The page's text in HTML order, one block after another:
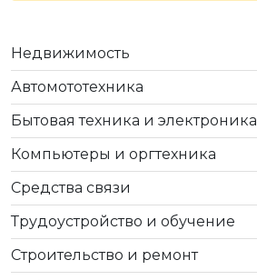
Недвижимость
Автомототехника
Бытовая техника и электроника
Компьютеры и оргтехника
Средства связи
Трудоустройство и обучение
Строительство и ремонт